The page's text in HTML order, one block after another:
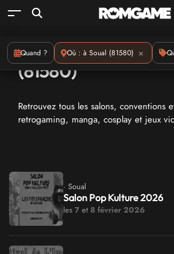
Quand ? Où : à Soual (81580) ×
Conventions geeks :
(81580)
Retrouvez tous les salons, conventions
retrogaming, manga, cosplay et jeux
· Soual
Salon Pop Kulture 2026
les 7 et 8 février 2026